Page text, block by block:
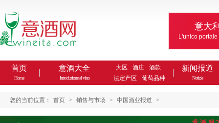
意大
L'unico
首页
Home
意酒大全
Introduzione al vino
大区 酒庄
酒款
法定产区
葡萄品种
新闻报道
Notizie
您的当前位置： 首页 > 销售与市场 > 中国酒业报道 >